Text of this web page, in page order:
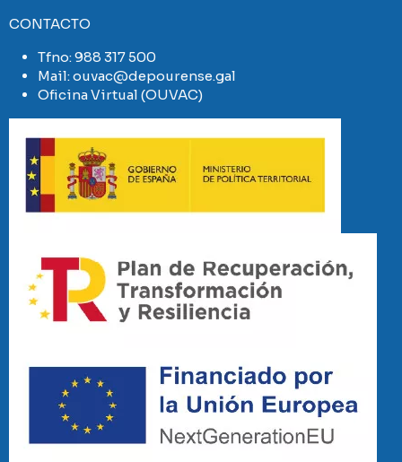
CONTACTO
Tfno:988 317 500
Mail:ouvac@depourense.gal
Oficina Virtual (OUVAC)